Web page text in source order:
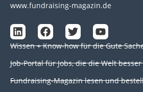
www.fundraising-magazin.de
L
i
n
k
e
d
F
a
c
e
b
o
T
w
i
t
e
Y
o
u
t
u
b
Wissen + Know-how für die Gute
Job-Portal für Jobs, die die Welt
Fundraising-Magazin lesen und